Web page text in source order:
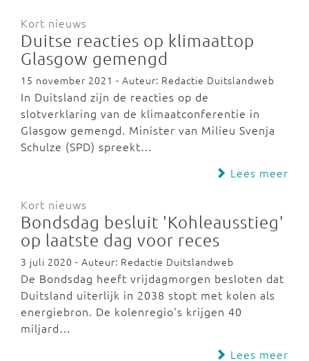
Kort nieuws
Duitse reacties op klimaattop
Glasgow gemengd
15 november 2021 - Auteur: Redactie Duitslandweb
In Duitsland zijn de reacties op de
slotverklaring van de klimaatconferentie in
Glasgow gemengd. Minister van Milieu Svenja
Schulze (SPD) spreekt…
Lees meer
Kort nieuws
Bondsdag besluit 'Kohleausstieg'
op laatste dag voor reces
3 juli 2020 - Auteur: Redactie Duitslandweb
De Bondsdag heeft vrijdagmorgen besloten dat
Duitsland uiterlijk in 2038 stopt met kolen als
energiebron. De kolenregio's krijgen 40
miljard…
Lees meer